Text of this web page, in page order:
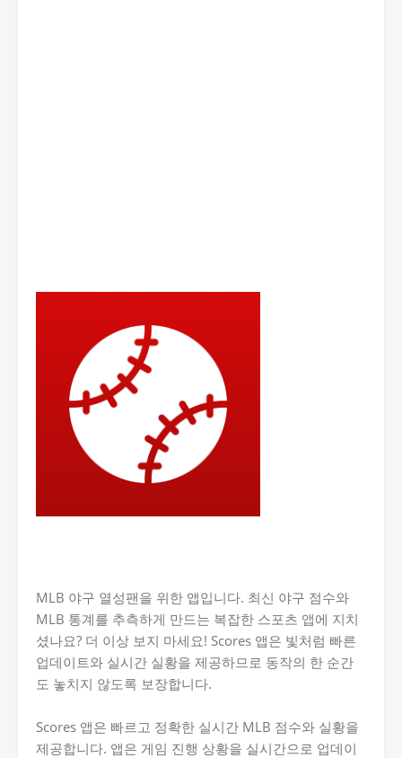
MLB 야구 열성팬을 위한 앱입니다. 최신 야구 점수와
MLB 통계를 추측하게 만드는 복잡한 스포츠 앱에 지치
셨나요? 더 이상 보지 마세요! Scores 앱은 빛처럼 빠른
업데이트와 실시간 실황을 제공하므로 동작의 한 순간
도 놓치지 않도록 보장합니다.
Scores 앱은 빠르고 정확한 실시간 MLB 점수와 실황을
제공합니다. 앱은 게임 진행 상황을 실시간으로 업데이